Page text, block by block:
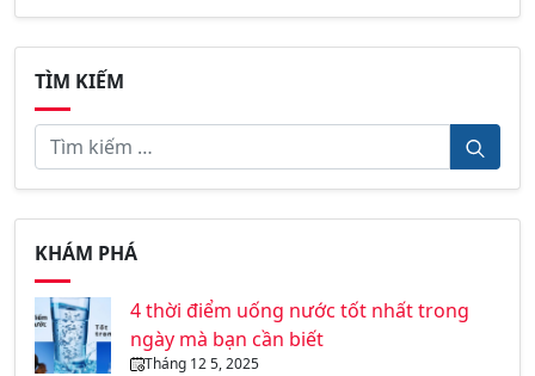
TÌM KIẾM
KHÁM PHÁ
4 thời điểm uống nước tốt nhất trong
ngày mà bạn cần biết
Tháng 12 5, 2025